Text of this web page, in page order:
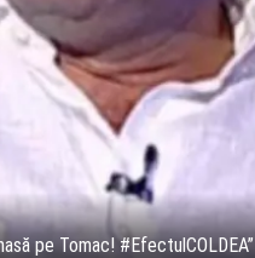
pe Tomac! #EfectulCOLDEA”